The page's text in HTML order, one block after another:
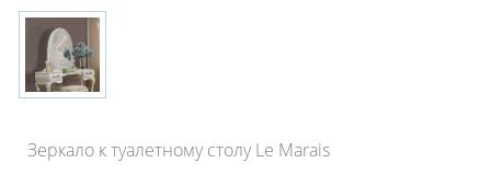
Зеркало к туалетному столу Le Marais